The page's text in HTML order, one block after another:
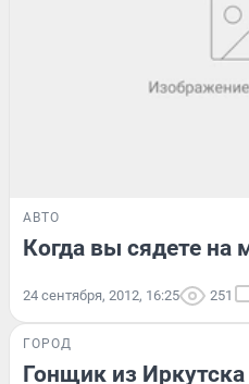
АВТО
Когда вы сядете на
24 сентября, 2012, 16:25 251
ГОРОД
Гонщик из